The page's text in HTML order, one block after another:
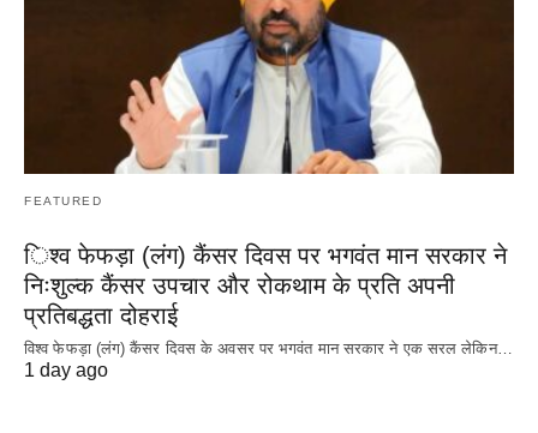
FEATURED
िश्व फेफड़ा (लंग) कैंसर दिवस पर भगवंत मान सरकार ने
निःशुल्क कैंसर उपचार और रोकथाम के प्रति अपनी
प्रतिबद्धता दोहराई
विश्व फेफड़ा (लंग) कैंसर दिवस के अवसर पर भगवंत मान सरकार ने एक सरल लेकिन…
1 day ago